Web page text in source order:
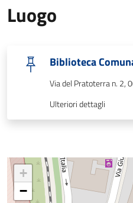
Luogo
Biblioteca
Via del Pratoterra n. 2,
Ulteriori dettagli
+
−